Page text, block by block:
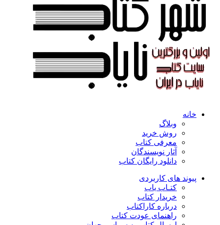
خانه
وبلاگ
روش خرید
معرفی کتاب
آثار نویسندگان
دانلود رایگان کتاب
پیوند های کاربردی
کتـاب یاب
خریدار کتاب
درباره کاراکتاب
راهنمای عودت کتاب